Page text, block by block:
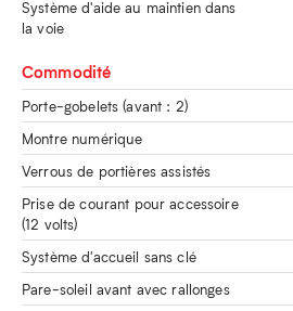
Système d'aide au maintien dans
la voie
Commodité
Porte-gobelets (avant : 2)
Montre numérique
Verrous de portières assistés
Prise de courant pour accessoire
(12 volts)
Système d'accueil sans clé
Pare-soleil avant avec rallonges